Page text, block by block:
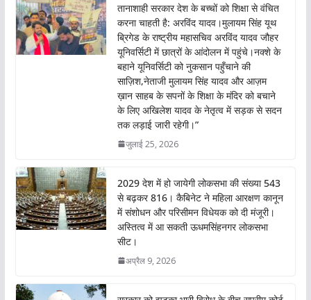
तानाशाही सरकार देश के बच्चों को शिक्षा से वंचित
करना चाहती है: अरविंद यादव।मुलायम सिंह यूथ
ब्रिगेड के राष्ट्रीय महासचिव अरविंद यादव जौहर
यूनिवर्सिटी में छात्रों के आंदोलन में पहुंचे।नक्शे के
बहाने यूनिवर्सिटी को नुकसान पहुँचाने की
साज़िश,नेताजी मुलायम सिंह यादव और आज़म
ख़ान साहब के सपनों के शिक्षा के मंदिर को बचाने
के लिए अखिलेश यादव के नेतृत्व में सड़क से सदन
तक लड़ाई जारी रहेगी।”
जुलाई 25, 2026
2029 देश में हो जायेगी लोकसभा की संख्या 543
से बढ़कर 816। कैबिनेट ने महिला आरक्षण कानून
में संशोधन और परिसीमन विधेयक को दी मंजूरी।
अस्तित्व में आ सकती ऊधमसिंहनगर लोकसभा
सीट।
अप्रैल 9, 2026